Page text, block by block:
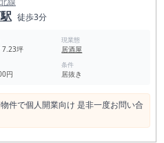
徒歩3分
7.23坪
現業態
居酒屋
円
条件
居抜き
件で個人開業向け 是非一度お問い合